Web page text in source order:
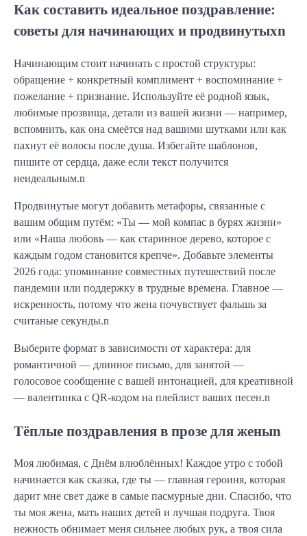
Как составить идеальное поздравление:
советы для начинающих и продвинутыхn
Начинающим стоит начинать с простой структуры:
обращение + конкретный комплимент + воспоминание +
пожелание + признание. Используйте её родной язык,
любимые прозвища, детали из вашей жизни — например,
вспомнить, как она смеётся над вашими шутками или как
пахнут её волосы после душа. Избегайте шаблонов,
пишите от сердца, даже если текст получится
неидеальным.n
Продвинутые могут добавить метафоры, связанные с
вашим общим путём: «Ты — мой компас в бурях жизни»
или «Наша любовь — как старинное дерево, которое с
каждым годом становится крепче». Добавьте элементы
2026 года: упоминание совместных путешествий после
пандемии или поддержку в трудные времена. Главное —
искренность, потому что жена почувствует фальшь за
считаные секунды.n
Выберите формат в зависимости от характера: для
романтичной — длинное письмо, для занятой —
голосовое сообщение с вашей интонацией, для креативной
— валентинка с QR-кодом на плейлист ваших песен.n
Тёплые поздравления в прозе для женыn
Моя любимая, с Днём влюблённых! Каждое утро с тобой
начинается как сказка, где ты — главная героиня, которая
дарит мне свет даже в самые пасмурные дни. Спасибо, что
ты моя жена, мать наших детей и лучшая подруга. Твоя
нежность обнимает меня сильнее любых рук, а твоя сила